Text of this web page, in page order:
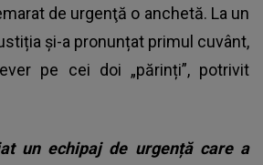
de urgenţă o anchetă. La un
și-a pronunțat primul cuvânt,
pe cei doi „părinți”, potrivit
un echipaj de urgență care a